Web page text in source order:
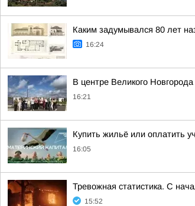
Каким задумывался 80 лет
16:24
В центре Великого
16:21
Купить жильё или оплатить
16:05
Тревожная статистика. С
15:52